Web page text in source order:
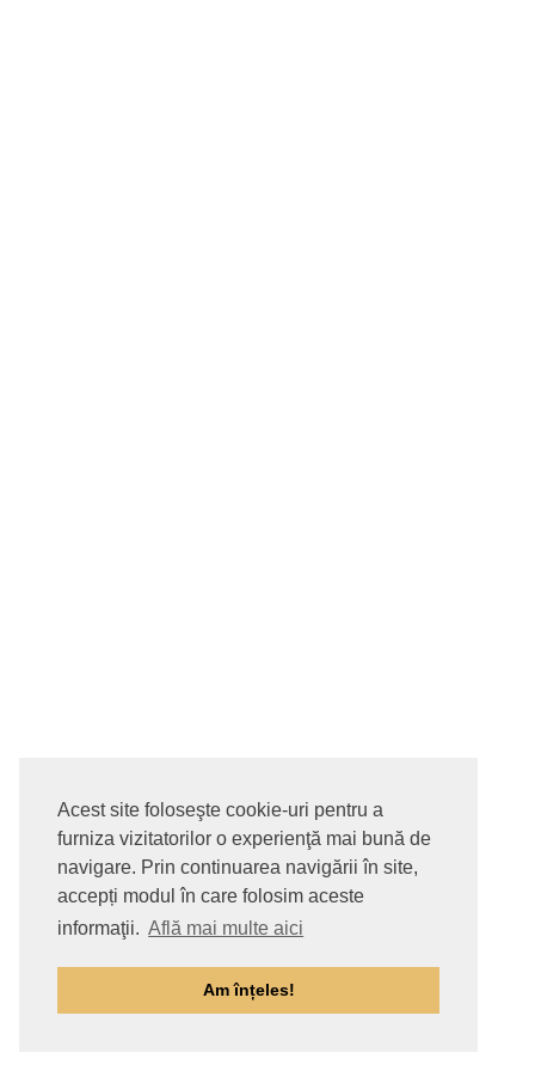
Acest site foloseşte cookie-uri pentru a
furniza vizitatorilor o experienţă mai bună de
navigare. Prin continuarea navigării în site,
accepți modul în care folosim aceste
informaţii. Află mai multe aici
Am înțeles!